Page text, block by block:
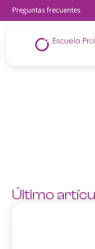
Preguntas frecuentes
Último